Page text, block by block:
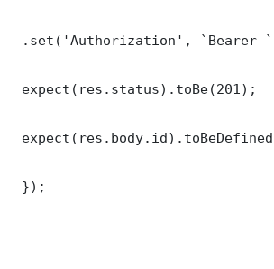
.set('Authorization', `Bearer
expect(res.status).toBe(201);
});